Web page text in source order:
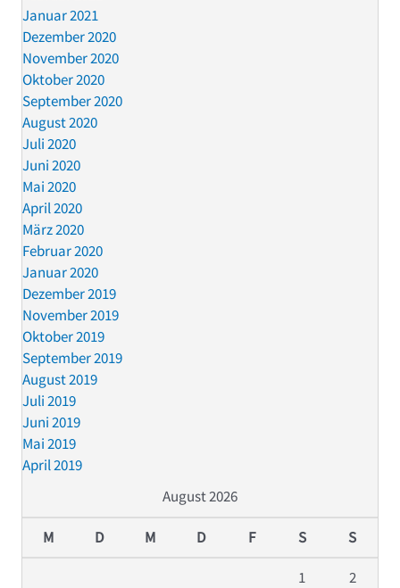
Januar 2021
Dezember 2020
November 2020
Oktober 2020
September 2020
August 2020
Juli 2020
Juni 2020
Mai 2020
April 2020
März 2020
Februar 2020
Januar 2020
Dezember 2019
November 2019
Oktober 2019
September 2019
August 2019
Juli 2019
Juni 2019
Mai 2019
April 2019
August 2026
M D M D F S S
1
2